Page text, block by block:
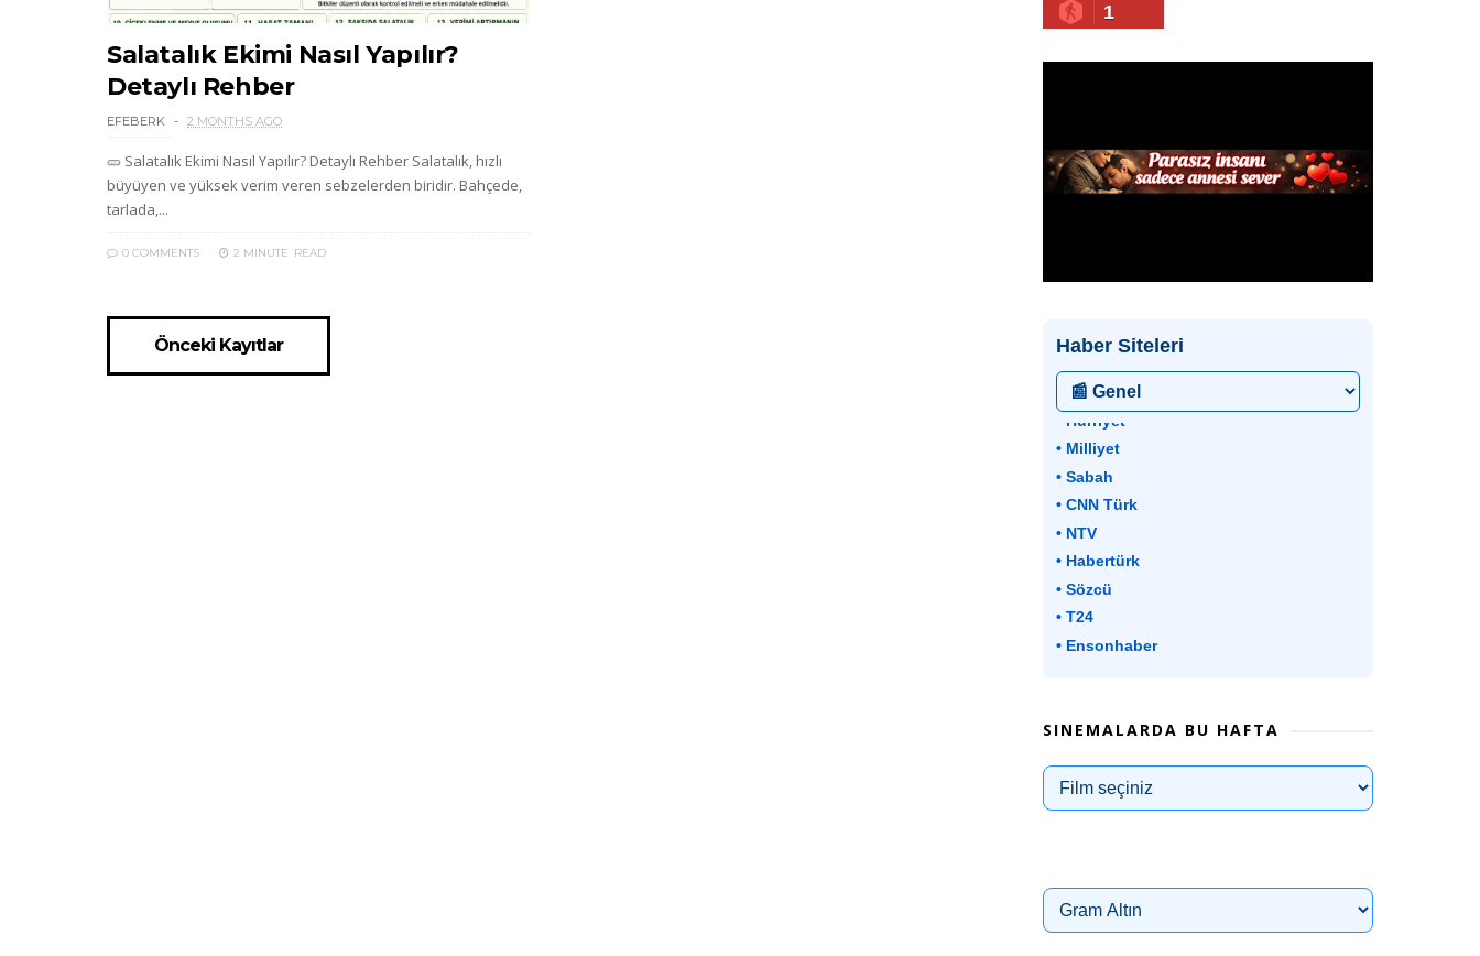
Salatalık Ekimi Nasıl Yapılır?
Detaylı Rehber
EFEBERK 2 MONTHS AGO
🥒 Salatalık Ekimi Nasıl Yapılır? Detaylı Rehber Salatalık, hızlı
büyüyen ve yüksek verim veren sebzelerden biridir. Bahçede,
tarlada,...
0 COMMENTS 2 MINUTE READ
Önceki Kayıtlar
1
Haber Siteleri
• Hürriyet
• Milliyet
• Sabah
• CNN Türk
• NTV
• Habertürk
• Sözcü
• T24
• Ensonhaber
SINEMALARDA BU HAFTA